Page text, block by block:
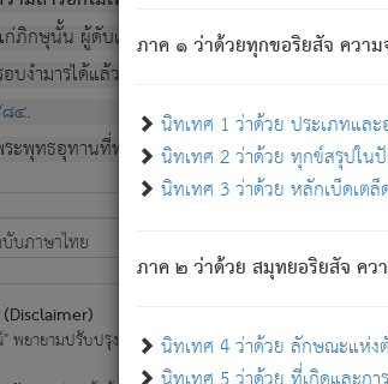
ภาค ๑ ว่าด้วยทุกขอริยสัจ ควา
นิทเทศ 1 ว่าด้วย ประเภทแล
นิทเทศ 2 ว่าด้วย ทุกข์สรุปใน
นิทเทศ 3 ว่าด้วย หลักเบ็ดเต
ภาค ๒ ว่าด้วย สมุทยอริยสัจ คว
นิทเทศ 4 ว่าด้วย ลักษณะแห่ง
ภิกษุนั้น ผู้ดับเย็นสนิทแล้ว เพราะไม่มีความยึดมั่น
งำมารได้แล้ว ชนะสงครามแล้ว ก้าวล่วงภพทั้งห
๔.
ะพุทธอุทานที่ทรงเปล่งออก ที่โคนต้นโพธิ์เป็นที่ตรัสรู้
พยายามปรับปรุงข้อมูลให้ถูกต้องมากที่สุด ผู้ศึกษาก็พึงตร